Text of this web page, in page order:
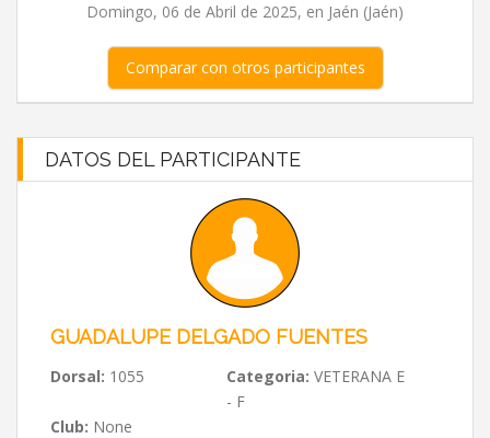
Domingo, 06 de Abril de 2025, en Jaén (Jaén)
Comparar con otros participantes
DATOS DEL PARTICIPANTE
GUADALUPE DELGADO FUENTES
Dorsal: 1055 Categoria: VETERANA E
- F
Club: None